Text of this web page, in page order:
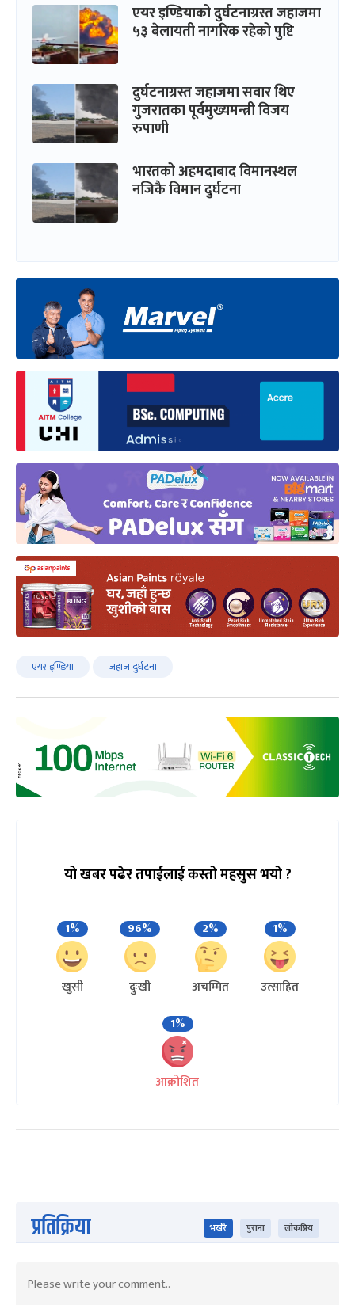
एयर इण्डियाको दुर्घटनाग्रस्त जहाजमा
५३ बेलायती नागरिक रहेको पुष्टि
दुर्घटनाग्रस्त जहाजमा सवार थिए
गुजरातका पूर्वमुख्यमन्त्री विजय
रुपाणी
भारतको अहमदाबाद विमानस्थल
नजिकै विमान दुर्घटना
एयर इण्डिया जहाज दुर्घटना
यो खबर पढेर तपाईलाई कस्तो महसुस भयो ?
1%
खुसी
96%
दुःखी
2%
अचम्मित
1%
उत्साहित
1%
आक्रोशित
प्रतिक्रिया भर्खरै पुराना लोकप्रिय